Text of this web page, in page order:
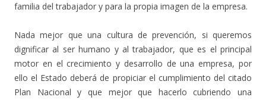
familia del trabajador y para la propia imagen de la empresa.
Nada mejor que una cultura de prevención, si queremos
dignificar al ser humano y al trabajador, que es el principal
motor en el crecimiento y desarrollo de una empresa, por
ello el Estado deberá de propiciar el cumplimiento del citado
Plan Nacional y que mejor que hacerlo cubriendo una